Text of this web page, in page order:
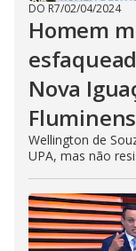
DO R7/02/04/2024
Homem
Nova
Wellington de
UPA, mas não